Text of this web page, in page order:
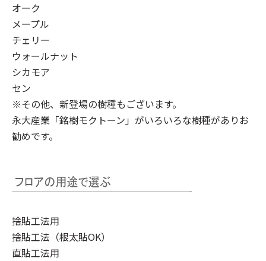
オーク
メープル
チェリー
ウォールナット
シカモア
セン
※その他、新登場の樹種もございます。
永大産業「銘樹モクトーン」 がいろいろな樹種がありお
勧めです。
捨貼工法用
捨貼工法（根太貼OK）
直貼工法用